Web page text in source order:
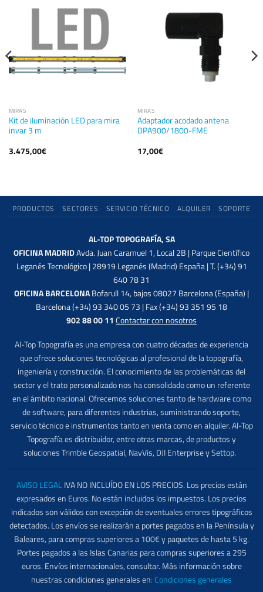
MIRAS
Kit de iluminación LED para mira
invar 3 m
3.475,00€
MIRAS
Adaptador acodado antena
DPA900/1800-FME
17,00€
PRODUCTOS SECTORES SERVICIO TÉCNICO ALQUILER SOPORTE
AL-TOP TOPOGRAFÍA, SA
OFICINA MADRIDAvda. Juan Caramuel 1, Local 2B | Parque Científico
Leganés Tecnológico | 28919 Leganés (Madrid) España | T. (+34) 91
640 78 31
OFICINA BARCELONABofarull 14, bajos 08027 Barcelona (España) |
Barcelona (+34) 93 340 05 73 | Fax (+34) 93 351 95 18
902 88 00 11 Contactar con nosotros
Al-Top Topografía es una empresa con cuatro décadas de experiencia
que ofrece soluciones tecnológicas al profesional de la topografía,
ingeniería y construcción. El conocimiento de las problemáticas del
sector y el trato personalizado nos ha consolidado como un referente
en el ámbito nacional. Ofrecemos soluciones tanto de hardware como
de software, para diferentes industrias, suministrando soporte,
servicio técnico e instrumentos tanto en venta como en alquiler. Al-Top
Topografía es distribuidor, entre otras marcas, de productos y
soluciones Trimble Geospatial, NavVis, DJI Enterprise y Settop.
AVISO LEGALIVA NO INCLUÍDO EN LOS PRECIOS. Los precios están
expresados en Euros. No están incluidos los impuestos. Los precios
indicados son válidos con excepción de eventuales errores tipográficos
detectados. Los envíos se realizarán a portes pagados en la Península y
Baleares, para compras superiores a 100€ y paquetes de hasta 5 kg.
Portes pagados a las Islas Canarias para compras superiores a 295
euros. Envíos internacionales, consultar. Más información sobre
nuestras condiciones generales en: Condiciones generales